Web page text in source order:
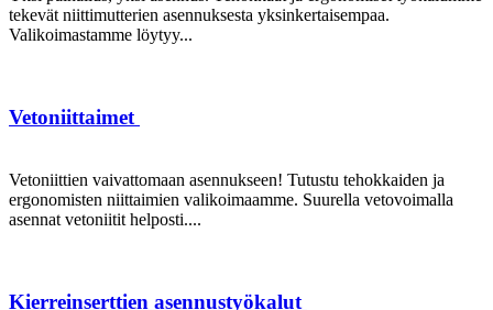
tekevät niittimutterien asennuksesta yksinkertaisempaa.
Valikoimastamme löytyy...
Vetoniittaimet
Vetoniittien vaivattomaan asennukseen! Tutustu tehokkaiden ja
ergonomisten niittaimien valikoimaamme. Suurella vetovoimalla
asennat vetoniitit helposti....
Kierreinserttien asennustyökalut